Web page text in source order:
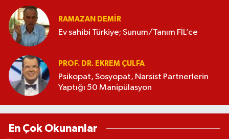
RAMAZAN DEMİR
Ev sahibi Türkiye; Sunum/Tanım FİL’ce
PROF. DR. EKREM ÇULFA
Psikopat, Sosyopat, Narsist Partnerlerin
Yaptığı 50 Manipülasyon
En Çok Okunanlar